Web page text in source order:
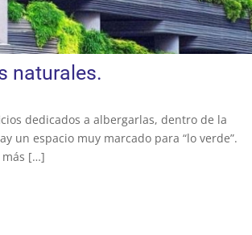
naturales.
dedicados a albergarlas, dentro de la
un espacio muy marcado para “lo verde”.
más […]